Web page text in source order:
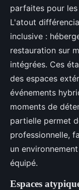
parfaites pour
L'atout
inclusive :
restauration sur
intégrées. Ces
des espaces
événements
moments de
partielle permet
professionnelle,
un
équipé.
Espaces